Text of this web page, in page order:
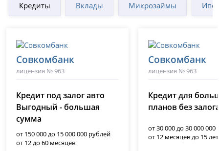
Кредиты Вклады Микрозаймы
Совкомбанк
лицензия № 963
Кредит под залог авто
Выгодный - большая
сумма
от 150 000 до 15 000 000 рублей
от 12 до 60 месяцев
Совкомбанк
лицензия № 963
Кредит для
планов без
от 30 000 до 30 000 000
от 12 месяцев до 15 лет